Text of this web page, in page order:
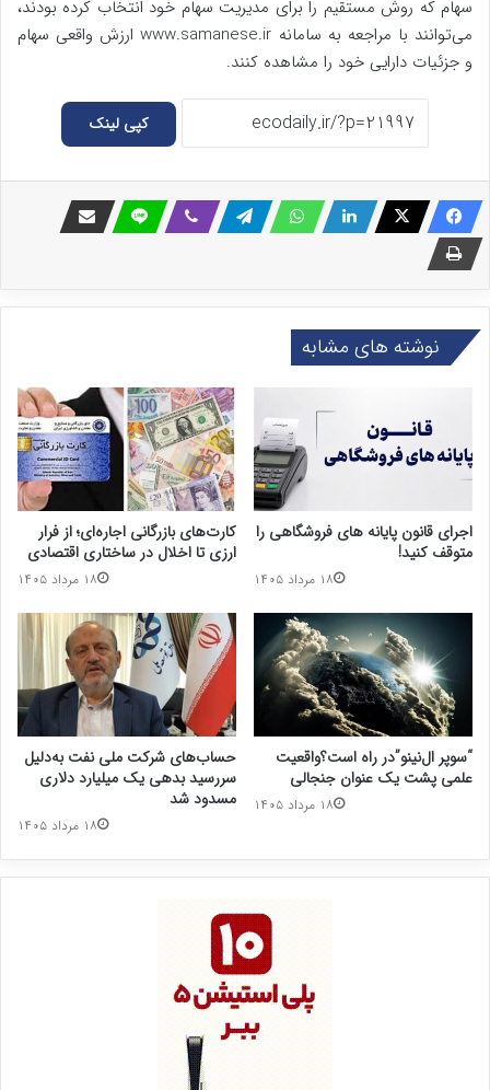
سهام که روش مستقیم را برای مدیریت سهام خود انتخاب کرده بودند،
می‌توانند با مراجعه به سامانه www.samanese.ir ارزش واقعی سهام
و جزئیات دارایی خود را مشاهده کنند.
کپی لینک
نوشته های مشابه
کارت‌های بازرگانی اجاره‌ای؛ از فرار
ارزی تا اخلال در ساختاری اقتصادی
۱۸ مرداد ۱۴۰۵
اجرای قانون پایانه های فروشگاهی را
متوقف کنید!
۱۸ مرداد ۱۴۰۵
حساب‌های شرکت ملی نفت به‌دلیل
سررسید بدهی یک میلیارد دلاری
مسدود شد
۱۸ مرداد ۱۴۰۵
“سوپر ال‌نینو”در راه است؟واقعیت
علمی پشت یک عنوان جنجالی
۱۸ مرداد ۱۴۰۵